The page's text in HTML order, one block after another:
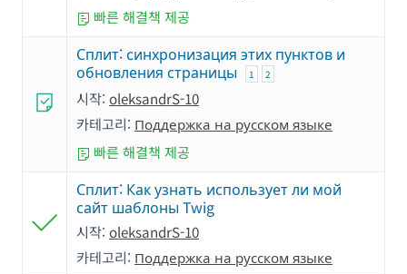
빠른 해결책 제공
Сплит: cинхронизация этих пунктов и
обновления страницы
1 2
시작: oleksandrS-10
카테고리: Поддержка на русском языке
빠른 해결책 제공
Сплит: Как узнать использует ли мой
сайт шаблоны Twig
시작: oleksandrS-10
카테고리: Поддержка на русском языке